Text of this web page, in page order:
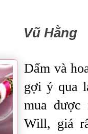
Vũ Hằng
Dấm và
gợi ý qua
mua được
Will, giá